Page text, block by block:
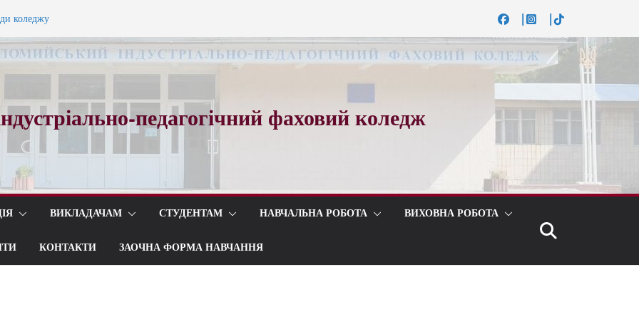
коледжу
вальсу…
педагогічний фаховий коледж
ВИКЛАДАЧАМ СТУДЕНТАМ НАВЧАЛЬНА РОБОТА ВИХОВНА РОБОТА
КОНТАКТИ ЗАОЧНА ФОРМА НАВЧАННЯ